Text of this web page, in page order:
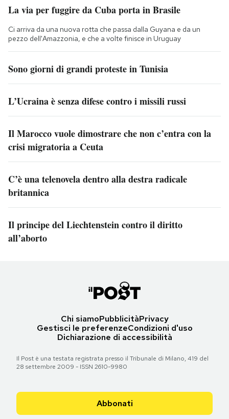
La via per fuggire da Cuba porta in Brasile
Ci arriva da una nuova rotta che passa dalla Guyana e da un
pezzo dell'Amazzonia, e che a volte finisce in Uruguay
Sono giorni di grandi proteste in Tunisia
L’Ucraina è senza difese contro i missili russi
Il Marocco vuole dimostrare che non c’entra con la
crisi migratoria a Ceuta
C’è una telenovela dentro alla destra radicale
britannica
Il principe del Liechtenstein contro il diritto
all’aborto
Chi siamoPubblicitàPrivacy
Gestisci le preferenzeCondizioni d'uso
Dichiarazione di accessibilità
Il Post è una testata registrata presso il Tribunale di Milano, 419 del
28 settembre 2009 - ISSN 2610-9980
Abbonati